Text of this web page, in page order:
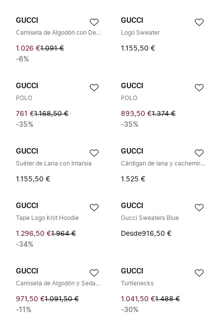
GUCCI
Camiseta de Algodón con Detalle Web
1.026 €1.091 €
-6%
GUCCI
Logo Sweater
1.155,50 €
GUCCI
POLO
761 €1.168,50 €
-35%
GUCCI
POLO
893,50 €1.374 €
-35%
GUCCI
Suéter de Lana con Intarsia
1.155,50 €
GUCCI
Cárdigan de lana y cachemir con bordado
1.525 €
GUCCI
Tape Logo Knit Hoodie
1.296,50 €1.964 €
-34%
GUCCI
Gucci Sweaters Blue
Desde916,50 €
GUCCI
Camiseta de Algodón y Seda con Bordado
971,50 €1.091,50 €
-11%
GUCCI
Turtlenecks
1.041,50 €1.488 €
-30%